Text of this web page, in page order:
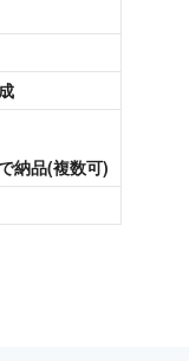
納品(複数可)